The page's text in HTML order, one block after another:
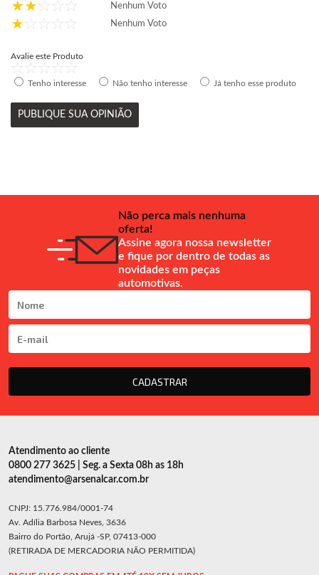
Nenhum Voto
Nenhum Voto
Avalie este Produto
Tenho interesse Não tenho interesse Já tenho esse produto
PUBLIQUE SUA OPINIÃO
Não perca mais nenhuma
oferta!
Assine agora nossa newsletter
e fique por dentro de todas as
novidades em peças
automotivas.
CADASTRAR
Atendimento ao cliente
0800 277 3625 | Seg. a Sexta 08h as 18h
atendimento@arsenalcar.com.br
CNPJ: 15.776.984/0001-74
Av. Adília Barbosa Neves, 3636
Bairro do Portão, Arujá -SP, 07413-000
(RETIRADA DE MERCADORIA NÃO PERMITIDA)